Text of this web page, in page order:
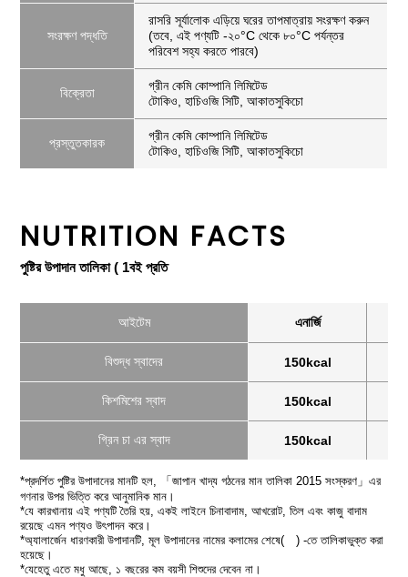
সংরক্ষণ পদ্ধতি
রাসরি সূর্যালোক এড়িয়ে ঘরের তাপমাত্রায় সংরক্ষণ করুন
(তবে, এই পণ্যটি -২০°C থেকে ৮০°C পর্যন্তর
পরিবেশ সহ্য করতে পারবে)
বিক্রেতা
গ্রীন কেমি কোম্পানি লিমিটেড
টোকিও, হাচিওজি সিটি, আকাতসুকিচো
প্রস্তুতকারক
গ্রীন কেমি কোম্পানি লিমিটেড
টোকিও, হাচিওজি সিটি, আকাতসুকিচো
NUTRITION FACTS
পুষ্টির উপাদান তালিকা ( 1বই প্রতি
আইটেম এনার্জি
বিশুদ্ধ স্বাদের 150kcal
কিশমিশের স্বাদ 150kcal
গ্রিন চা এর স্বাদ 150kcal
*প্রদর্শিত পুষ্টির উপাদানের মানটি হল, 「জাপান খাদ্য গঠনের মান তালিকা 2015 সংস্করণ」এর
গণনার উপর ভিত্তি করে আনুমানিক মান।
*যে কারখানায় এই পণ্যটি তৈরি হয়, একই লাইনে চিনাবাদাম, আখরোট, তিল এবং কাজু বাদাম
রয়েছে এমন পণ্যও উৎপাদন করে।
*অ্যালার্জেন ধারণকারী উপাদানটি, মূল উপাদানের নামের কলামের শেষে( ) -তে তালিকাভুক্ত করা
হয়েছে।
*যেহেতু এতে মধু আছে, ১ বছরের কম বয়সী শিশুদের দেবেন না।